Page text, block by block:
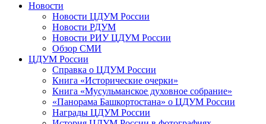
Новости
Новости ЦДУМ России
Новости РДУМ
Новости РИУ ЦДУМ России
Обзор СМИ
ЦДУМ России
Справка о ЦДУМ России
Книга «Исторические очерки»
Книга «Мусульманское духовное собрание»
«Панорама Башкортостана» о ЦДУМ России
Награды ЦДУМ России